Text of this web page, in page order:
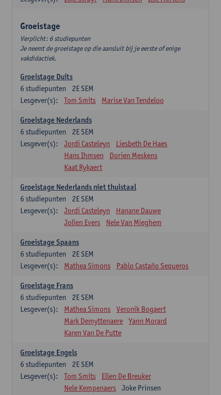
Groeistage
Verplicht: 6 studiepunten
Je neemt de groeistage op die aansluit bij je eerste of enige
vakdidactiek.
Groeistage Duits
2E SEM
6 studiepunten
Lesgever(s):
Tom Smits Marise Van Tendeloo
Groeistage Nederlands
2E SEM
6 studiepunten
Lesgever(s):
Jordi Casteleyn
Liesbeth De Haes
Hans Ihmsen
Dorien Meskens
Kaat Rykaert
Groeistage Nederlands niet thuistaal
2E SEM
6 studiepunten
Lesgever(s):
Jordi Casteleyn
Hanane Dauwe
Jolien Evers
Nele Van Mieghem
Groeistage Spaans
2E SEM
6 studiepunten
Lesgever(s):
Mathea Simons Pablo Castaño Sequeros
Groeistage Frans
2E SEM
6 studiepunten
Lesgever(s):
Mathea Simons
Veronik Bogaert
Mark Demyttenaere
Yann Morard
Karen Van De Putte
Groeistage Engels
2E SEM
6 studiepunten
Lesgever(s):
Tom Smits
Ellen De Breuker
Nele Kempenaers
Joke Prinsen